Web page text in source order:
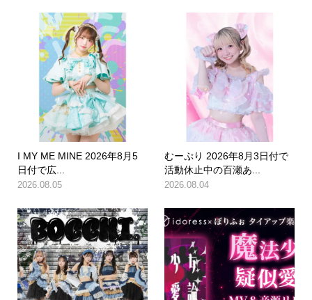
I MY ME MINE 2026年8月5
日付で広...
2026.08.05
むーぷり 2026年8月3日付で
活動休止中の百瀬あ...
2026.08.04